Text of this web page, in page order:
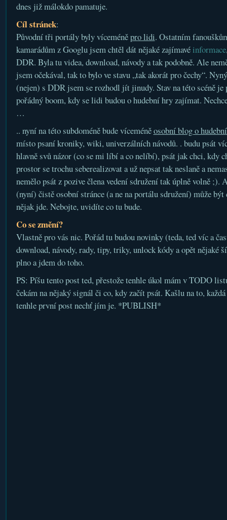
dnes již málokdo pamatuje.
Cíl stránek:
Původní tři portály byly víceméněpro lidi. Ostatním
kamarádům z Googlu jsem chtěl dát nějaké zajímavéinformace
DDR. Byla tu videa, download, návody a tak podobně. Ale
jsem očekával, tak to bylo ve stavu „tak akorát pro čechy“.
(nejen) s DDR jsem se rozhodl jít jinudy. Stav na této scéně je
pořádný boom, kdy se lidi budou o hudební hry zajímat.
…
.. nyní na této subdoméně bude víceméněosobní blog o
místo psaní kroniky, wiki, univerzálních návodů. . budu psát
hlavně svů názor (co se mi líbí a co nelíbí), psát jak chci, kdy
prostor se trochu seberealizovat a už nepsat tak neslaně a
nemělo psát z pozive člena vedení sdružení tak úplně volně ;).
(nyní) čistě osobní stránce (a ne na portálu sdružení) může
nějak jde. Nebojte, uvidíte co tu bude.
Co se změní?
Vlastně pro vás nic. Pořád tu budou novinky (teda, ted víc a
download, návody, rady, tipy, triky, unlock kódy a opět nějaké
plno a jdem do toho.
PS: Píšu tento post ted, přestože tenhle úkol mám v TODO
čekám na nějaký signál či co, kdy začít psát. Kašlu na to,
tenhle první post nechť jím je. *PUBLISH*